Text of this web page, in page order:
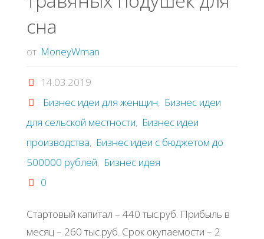
сна
от MoneyWman
14.03.2019
Бизнес идеи для женщин, Бизнес идеи
для сельской местности, Бизнес идеи
производства, Бизнес идеи с бюджетом до
500000 рублей, Бизнес идея
0
Стартовый капитал – 440 тыс.руб. Прибыль в
месяц – 260 тыс.руб. Срок окупаемости – 2